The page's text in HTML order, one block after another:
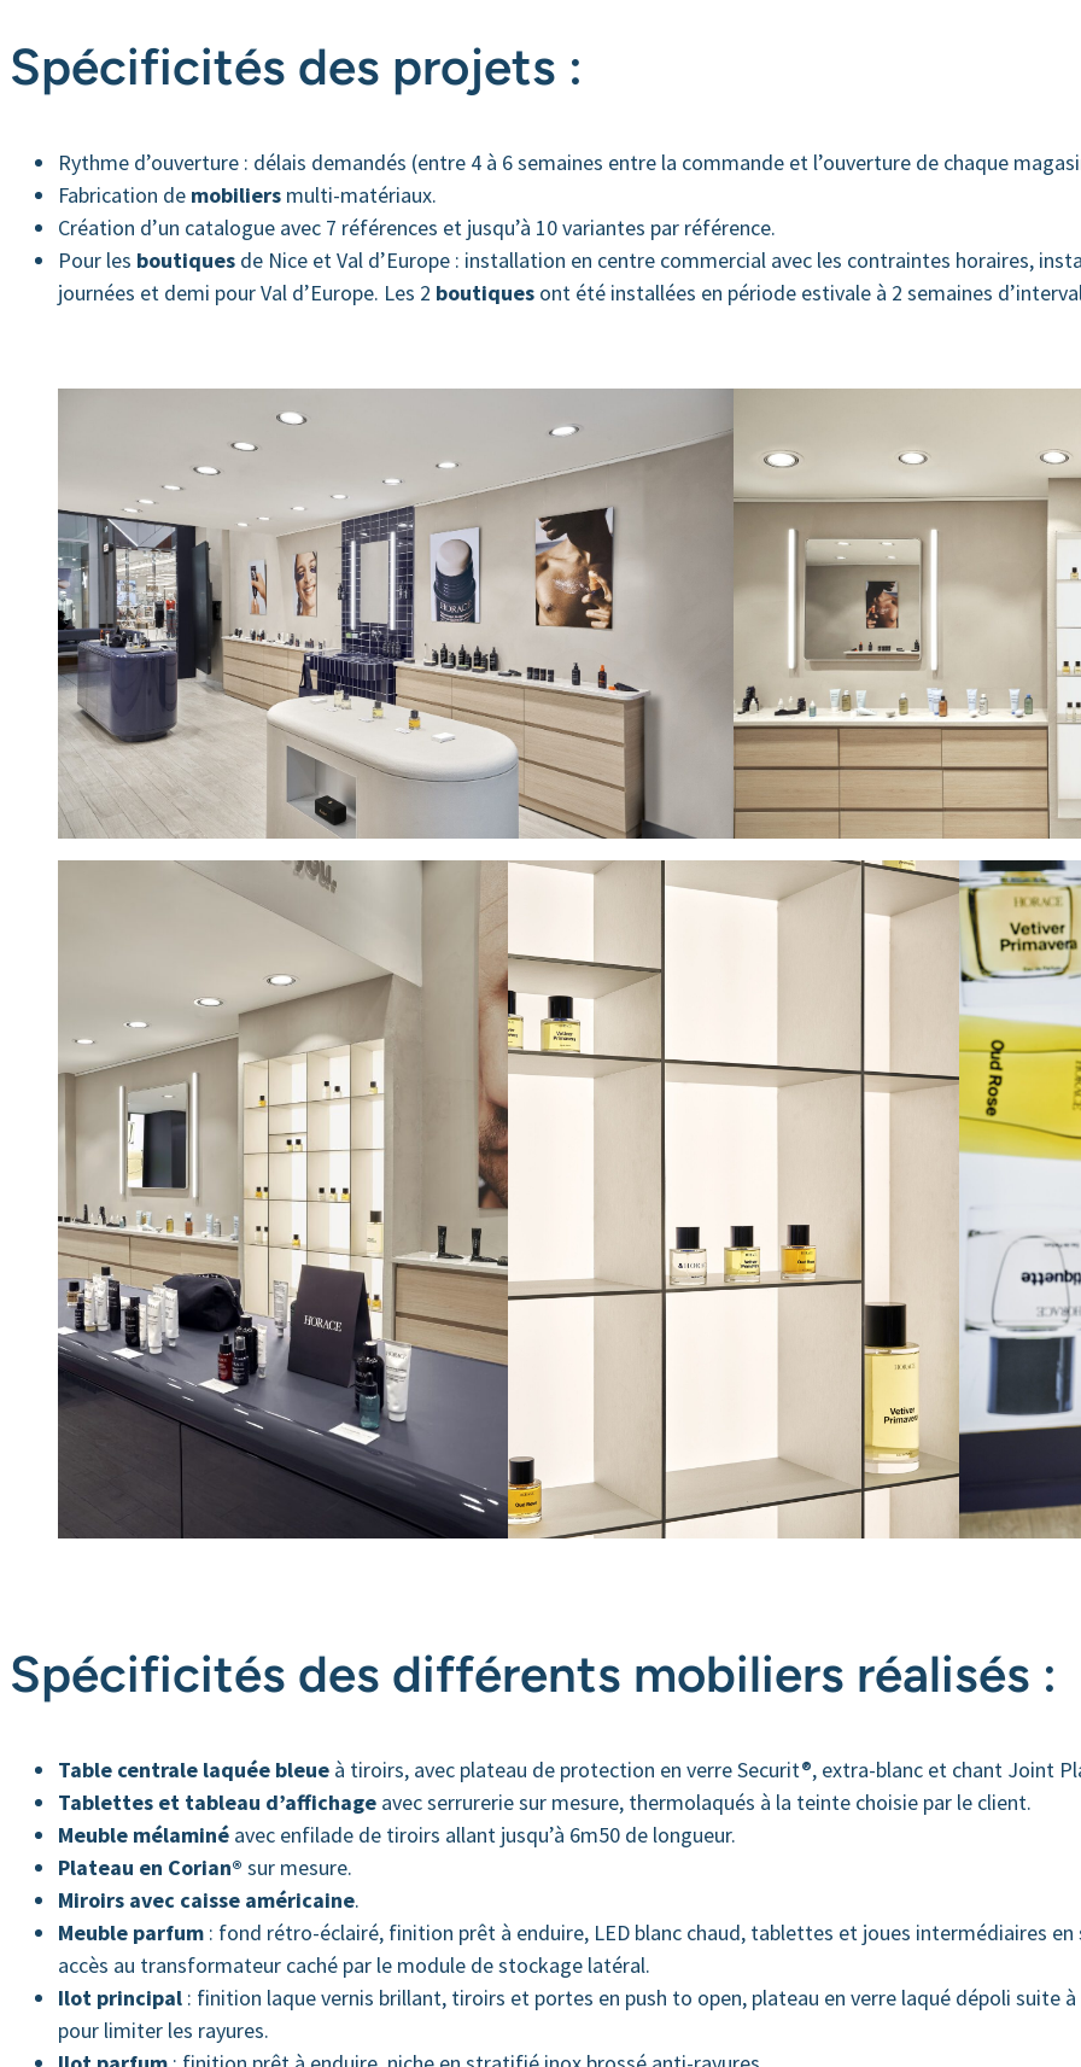
Spécificités des projets :
Rythme d’ouverture : délais demandés (entre 4 à 6 semaines entre la commande et l’ouverture de chaque
Fabrication de mobiliers multi-matériaux.
Création d’un catalogue avec 7 références et jusqu’à 10 variantes par référence.
Pour les boutiques de Nice et Val d’Europe : installation en centre commercial avec les contraintes horaires,
journées et demi pour Val d’Europe. Les 2 boutiques ont été installées en période estivale à 2 semaines
Spécificités des différents mobiliers réalisés :
Table centrale laquée bleue à tiroirs, avec plateau de protection en verre Securit®, extra-blanc et chant Joint
Tablettes et tableau d’affichage avec serrurerie sur mesure, thermolaqués à la teinte choisie par le client.
Meuble mélaminé avec enfilade de tiroirs allant jusqu’à 6m50 de longueur.
Plateau en Corian® sur mesure.
Miroirs avec caisse américaine.
Meuble parfum : fond rétro-éclairé, finition prêt à enduire, LED blanc chaud, tablettes et joues intermédiaires
accès au transformateur caché par le module de stockage latéral.
Ilot principal : finition laque vernis brillant, tiroirs et portes en push to open, plateau en verre laqué dépoli suite
pour limiter les rayures.